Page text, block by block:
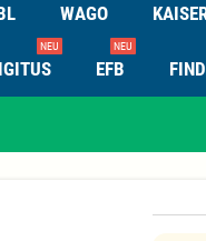
WAGO
NEU
EFB
NEU